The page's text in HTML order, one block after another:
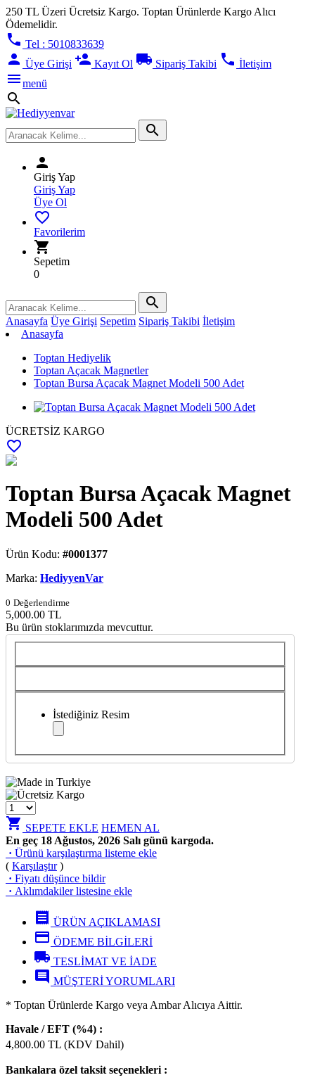
250 TL Üzeri Ücretsiz Kargo. Toptan Ürünlerde Kargo Alıcı
Ödemelidir.
phone Tel : 5010833639
person Üye Girişi person_add Kayıt Ol local_shipping Sipariş Takibi phone İletişim
menumenü
search
search
person
Giriş Yap
Giriş Yap
Üye Ol
favorite_border
Favorilerim
shopping_cart
Sepetim
0
search
Anasayfa Üye Girişi Sepetim Sipariş Takibi İletişim
Anasayfa
Toptan Hediyelik
Toptan Açacak Magnetler
Toptan Bursa Açacak Magnet Modeli 500 Adet
ÜCRETSİZ KARGO
favorite_border
Toptan Bursa Açacak Magnet
Modeli 500 Adet
Ürün Kodu: #0001377
Marka: HediyyenVar
0 Değerlendirme
5,000.00 TL
Bu ürün stoklarımızda mevcuttur.
İstediğiniz Resim
shopping_cart SEPETE EKLE HEMEN AL
En geç 18 Ağustos, 2026 Salı günü kargoda.
· Ürünü karşılaştırma listeme ekle
( Karşılaştır)
· Fiyatı düşünce bildir
· Aklımdakiler listesine ekle
receipt ÜRÜN AÇIKLAMASI
credit_card ÖDEME BİLGİLERİ
local_shipping TESLİMAT VE İADE
comment MÜŞTERİ YORUMLARI
​* Toptan Ürünlerde Kargo veya Ambar Alıcıya Aittir.
Havale / EFT (%4) :
4,800.00 TL (KDV Dahil)
Bankalara özel taksit seçenekleri :